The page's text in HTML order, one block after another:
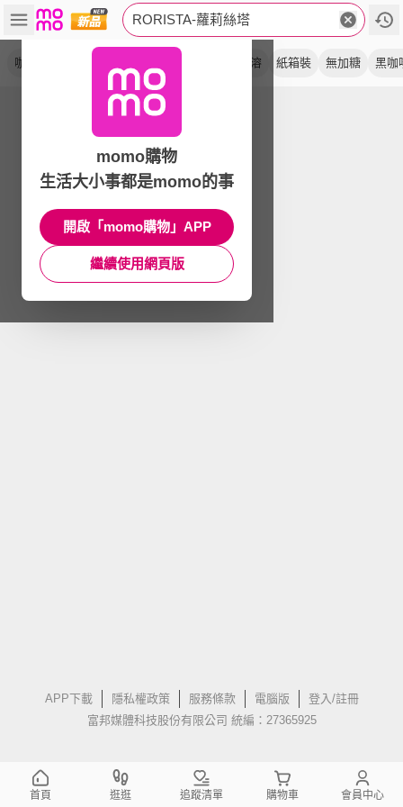
RORISTA-蘿莉絲塔
咖啡豆 即溶 紙箱裝 無加糖 黑咖
APP下載 隱私權政策 服務條款 電腦版
登入/註冊
富邦媒體科技股份有限公司 統編：27365925
momo購物
生活大小事都是momo的事
開啟「momo購物」APP
繼續使用網頁版
首頁 逛逛 追蹤清單 購物車 會員中心